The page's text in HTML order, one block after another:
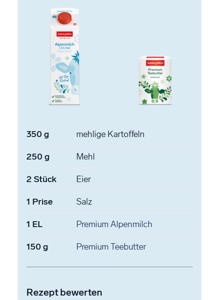
350 g mehlige Kartoffeln
250 g Mehl
2 Stück Eier
1 Prise Salz
1 EL Premium Alpenmilch
150 g Premium Teebutter
Rezept bewerten